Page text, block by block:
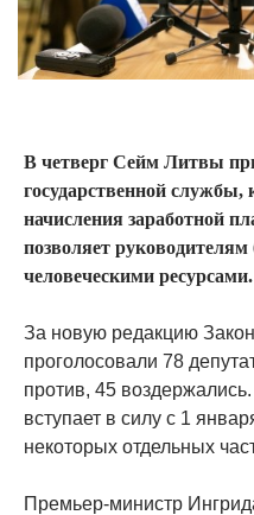
В четверг Сейм Литвы
государственной службы,
начисления заработной
позволяет руководителям
человеческими ресурсами.
За новую редакцию
проголосовали 78
против, 45
вступает в силу с 1
некоторых отдельных
Премьер-министр